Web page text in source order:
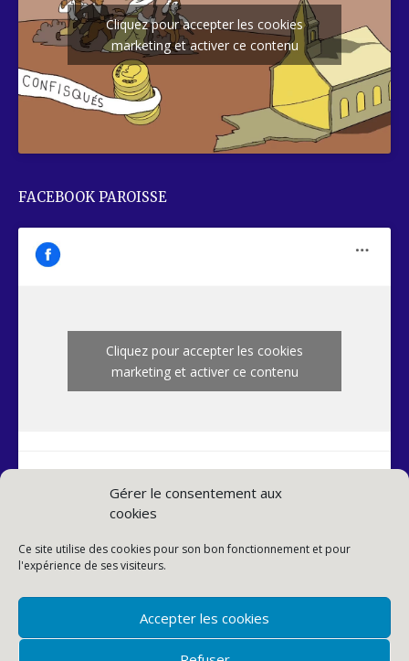
Gérer le consentement aux
cookies
Ce site utilise des cookies pour son bon fonctionnement et pour
l'expérience de ses visiteurs.
Accepter les cookies
Cliquez pour accepter les cookies
marketing et activer ce contenu
FACEBOOK PAROISSE
Cliquez pour accepter les cookies
marketing et activer ce contenu